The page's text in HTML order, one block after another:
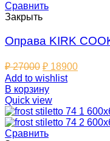
Сравнить
Закрыть
Оправа KIRK
₽27000 ₽ 18900
Add to wishlist
В корзину
Quick view
Сравнить